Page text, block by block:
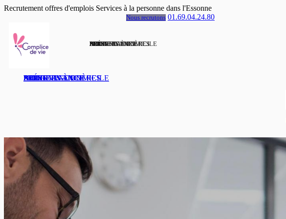
Recrutement offres d'emplois Services à la personne dans l'Essonne
Nous recrutons 01.69.04.24.80
ACCUEIL
PRÉSENTATION
SERVICES À DOMICILE
AIDES FINANCIÈRES
NOTRE AGENCE
PHC
BLOG
ACCUEIL
PRÉSENTATION
SERVICES À DOMICILE
AIDES FINANCIÈRES
NOTRE AGENCE
PHC
BLOG